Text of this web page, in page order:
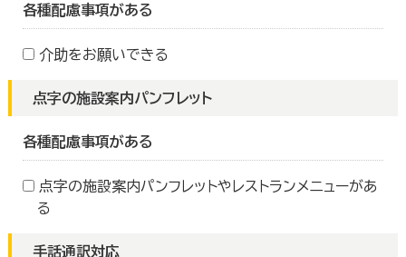
各種配慮事項がある
介助をお願いできる
点字の施設案内パンフレット
各種配慮事項がある
点字の施設案内パンフレットやレストランメニューがあ
る
手話通訳対応